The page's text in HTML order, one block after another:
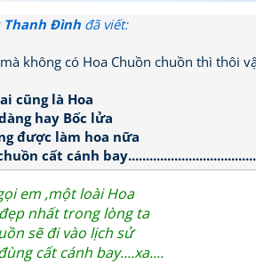
Thanh Đình đã viết:
không có Hoa Chuồn chuồn thì thôi
cũng là Hoa
hay Bốc lửa
được làm hoa nữa
cất cánh
em ,một loài Hoa
nhất trong lòng ta
sẽ đi vào lịch sử
cất cánh bay....xa....